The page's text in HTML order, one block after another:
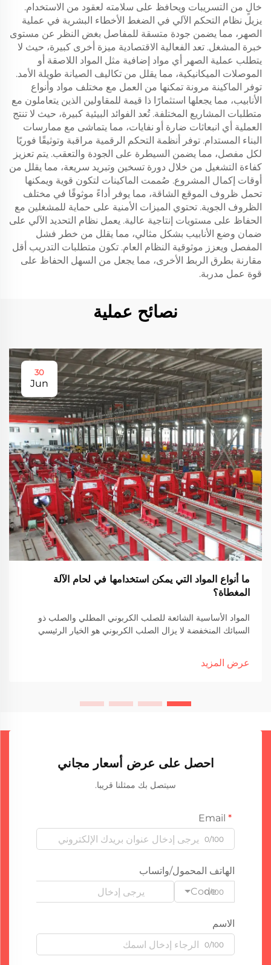
خالٍ من التسريبات ويحافظ على سلامته لعقود من الاستخدام.
يزيل نظام التحكم الآلي في الضغط الأخطاء البشرية في عملية
الصهر، مما يضمن جودة متسقة للمفاصل بغض النظر عن مستوى
خبرة المشغل. تعد الفعالية الاقتصادية ميزة أخرى كبيرة، حيث لا
يتطلب عملية الصهر أي مواد إضافية مثل المواد اللاصقة أو
الموصلات الميكانيكية، مما يقلل من تكاليف الصيانة طويلة الأمد.
توفر الماكينة مرونة تمكنها من العمل مع مختلف مواد وأنواع
الأنابيب، مما يجعلها استثمارًا ذا قيمة للمقاولين الذين يتعاملون مع
متطلبات المشاريع المختلفة. تُعد الفوائد البيئية كبيرة، حيث لا تنتج
العملية أي انبعاثات ضارة أو نفايات، مما يتماشى مع ممارسات
البناء المستدام. توفر أنظمة التحكم الرقمية مراقبة وتوثيقًا فوريًا
لكل مفصل، مما يضمن السيطرة على الجودة والتعقب. يتم تعزيز
كفاءة التشغيل من خلال دورة تسخين وتبريد سريعة، مما يقلل من
أوقات إكمال المشروع. صُممت الماكينات لتكون قوية ويمكنها
تحمل ظروف الموقع الشاقة، مما يوفر أداءً موثوقًا في مختلف
الظروف الجوية. تحتوي الميزات الأمنية على حماية للمشغلين مع
الحفاظ على مستويات إنتاجية عالية. يعمل نظام التحديد الآلي على
ضمان وضع الأنابيب بشكل مثالي، مما يقلل من خطر فشل
المفصل ويعزز موثوقية النظام العام. تكون متطلبات التدريب أقل
مقارنة بطرق الربط الأخرى، مما يجعل من السهل الحفاظ على
قوة عمل مدربة.
نصائح عملية
30
Jun
ما أنواع المواد التي يمكن استخدامها في لحام الآلة
المغطاة؟
المواد الأساسية الشائعة للصلب الكربوني المطلي والصلب ذو
السبائك المنخفضة لا يزال الصلب الكربوني هو الخيار الرئيسي
الأسباب الرئيسية؟ إنه أرخص من البدائل و يعمل بشكل جيد في...
عرض المزيد
احصل على عرض أسعار مجاني
سيتصل بك ممثلنا قريبا.
0/100
الهاتف المحمول/واتساب
Code
0/100
الاسم
0/100